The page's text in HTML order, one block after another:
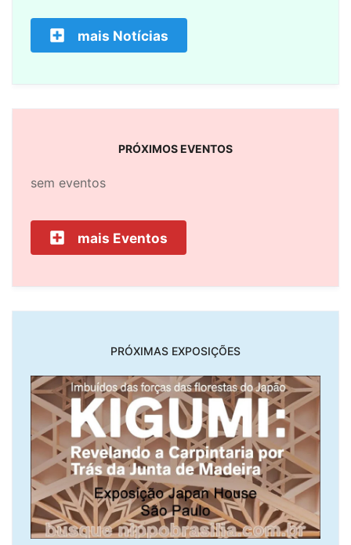
mais Notícias
PRÓXIMOS EVENTOS
sem eventos
mais Eventos
PRÓXIMAS EXPOSIÇÕES